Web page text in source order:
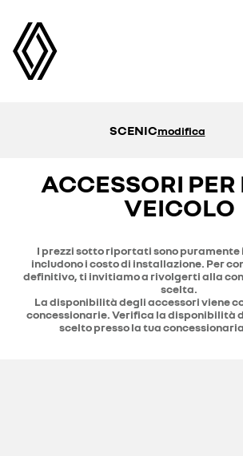
SCENICmodifica
ACCESSORI PER
VEICOLO
I prezzi sotto riportati sono puramente
includono i costo di installazione. Per
definitivo, ti invitiamo a rivolgerti alla
scelta.
La disponibilità degli accessori viene
concessionarie. Verifica la disponibilità
scelto presso la tua